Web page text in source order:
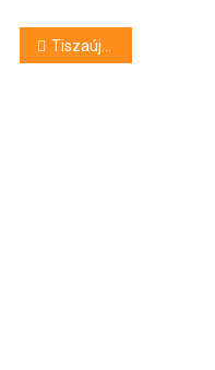
Bejegyzés
Tiszaújvárosi robbanás – Szigorú szakmai felügyelet mellett látják el a sérülteket Debrecenben